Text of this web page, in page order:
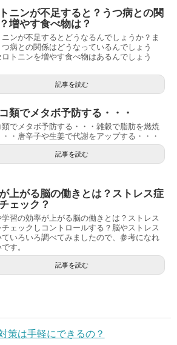
ニンが不足すると？うつ病との関
増やす食べ物は？
ニンが不足するとどうなるんでしょうか？ま
つ病との関係はどうなっているんでしょう
トニンを増やす食べ物はあるんでしょう
記事を読む
類でメタボ予防する・・・
類でメタボ予防する・・・雑穀で脂肪を燃焼
・唐辛子や生姜で代謝をアップする・・・
記事を読む
上がる脳の働きとは？ストレス症
ェック？
習の効率が上がる脳の働きとは？ストレス
ェックしコントロールする？脳やストレス
ていろいろ調べてみましたので、参考になれ
す。
記事を読む
策は手軽にできるの？